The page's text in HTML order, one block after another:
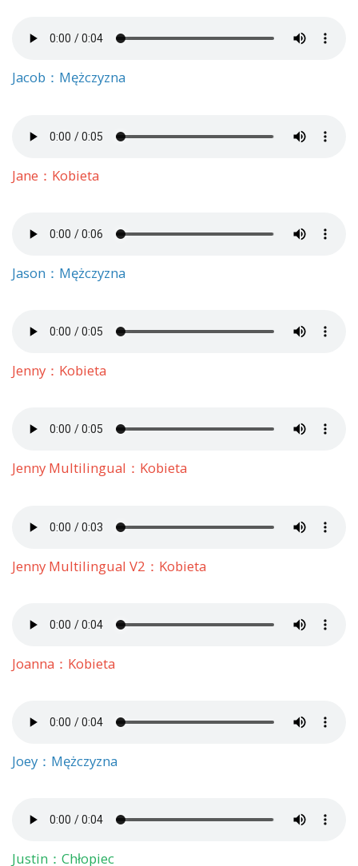
Jacob：Mężczyzna
Jane：Kobieta
Jason：Mężczyzna
Jenny：Kobieta
Jenny Multilingual：Kobieta
Jenny Multilingual V2：Kobieta
Joanna：Kobieta
Joey：Mężczyzna
Justin：Chłopiec